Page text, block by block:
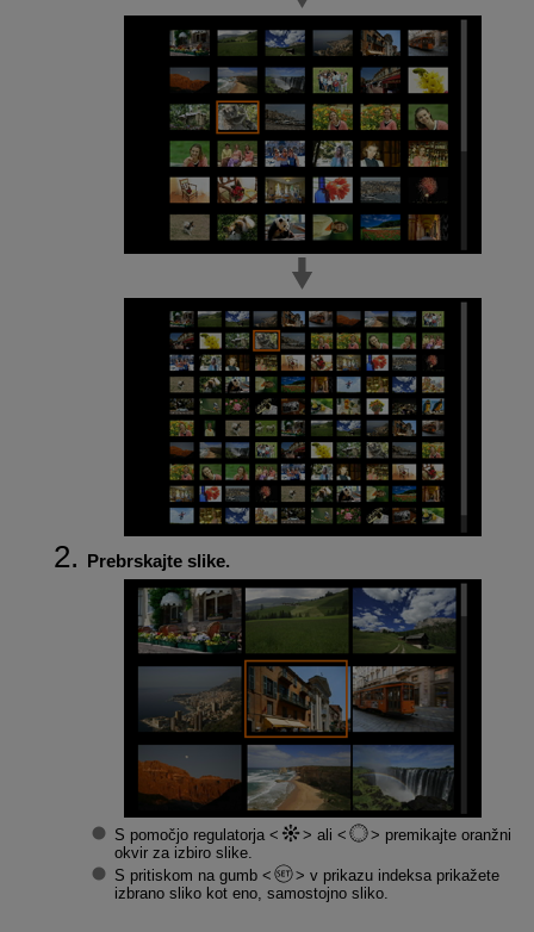
Prebrskajte slike.
S pomočjo regulatorja ali
premikajte oranžni
okvir za izbiro slike.
S pritiskom na gumb
v prikazu indeksa prikažete
izbrano sliko kot eno, samostojno sliko.